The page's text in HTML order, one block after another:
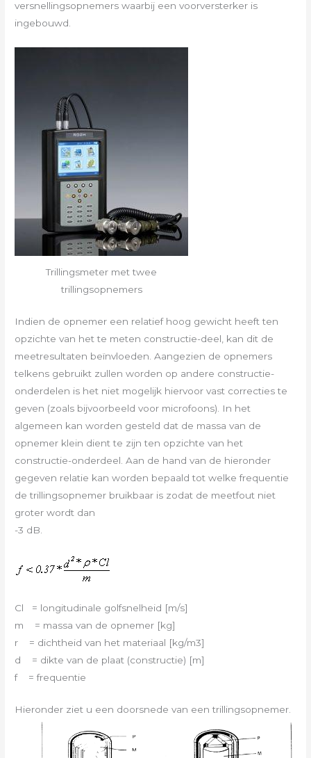
versnellingsopnemers waarbij een voorversterker is
ingebouwd.
Trillingsmeter met twee
trillingsopnemers
Indien de opnemer een relatief hoog gewicht heeft ten
opzichte van het te meten constructie-deel, kan dit de
meetresultaten beïnvloeden. Aangezien de opnemers
telkens gebruikt zullen worden op andere constructie-
onderdelen is het niet mogelijk hiervoor vast correcties te
geven (zoals bijvoorbeeld voor microfoons). In het
algemeen kan worden gesteld dat de massa van de
opnemer klein dient te zijn ten opzichte van het
constructie-onderdeel. Aan de hand van de hieronder
gegeven relatie kan worden bepaald tot welke frequentie
de trillings­opnemer bruikbaar is zodat de meetfout niet
groter wordt dan
-3 dB.
Cl = longitudinale golfsnelheid [m/s]
m = massa van de opnemer [kg]
r = dichtheid van het materiaal [kg/m3]
d = dikte van de plaat (constructie) [m]
f = frequentie
Hieronder ziet u een doorsnede van een trillingsopnemer.